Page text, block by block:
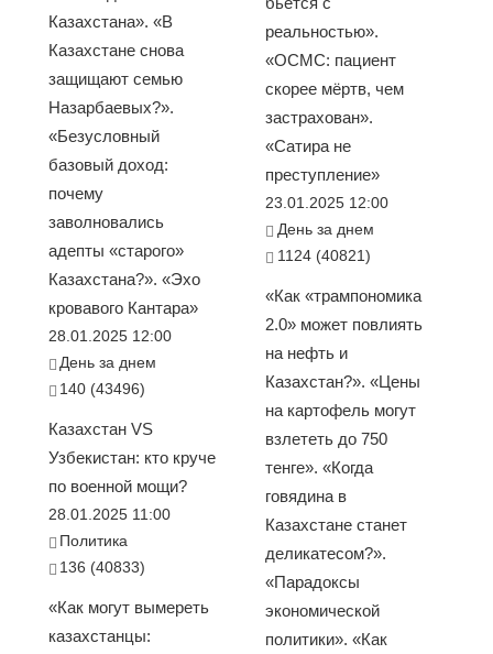
Казахстана». «В
Казахстане снова
защищают семью
Назарбаевых?».
«Безусловный
базовый доход:
почему
заволновались
адепты «старого»
Казахстана?». «Эхо
кровавого Кантара»
28.01.2025 12:00
День за днем
140 (43496)
Казахстан VS
Узбекистан: кто круче
по военной мощи?
28.01.2025 11:00
Политика
136 (40833)
«Как могут вымереть
казахстанцы:
реальностью».
«ОСМС: пациент
скорее мёртв, чем
застрахован».
«Сатира не
преступление»
23.01.2025 12:00
День за днем
1124 (40821)
«Как «трампономика
2.0» может повлиять
на нефть и
Казахстан?». «Цены
на картофель могут
взлететь до 750
тенге». «Когда
говядина в
Казахстане станет
деликатесом?».
«Парадоксы
экономической
политики». «Как